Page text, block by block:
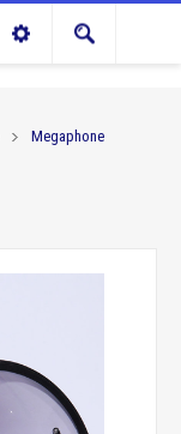
Megaphone